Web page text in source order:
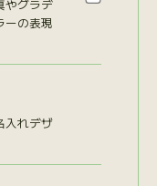
やグラデ
ーの表現
入れデザ